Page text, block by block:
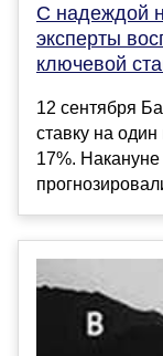
С надеждой
эксперты
ключевой
12 сентября
ставку на
17%.